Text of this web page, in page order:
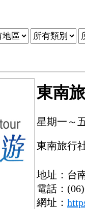
東南
星期一～
東南旅行
地址：台
電話：
網址：